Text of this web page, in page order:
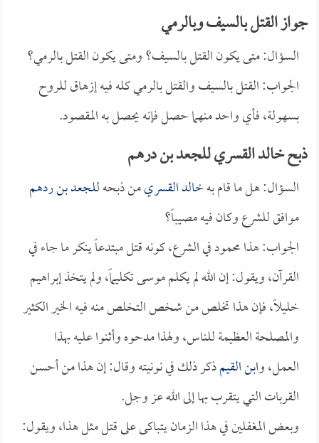
جواز القتل بالسيف وبالرمي
السؤال: متى يكون القتل بالسيف؟ ومتى يكون القتل بالرمي؟
الجواب: القتل بالسيف والقتل بالرمي كله فيه إزهاق للروح
بسهولة، فأي واحد منهما حصل فإنه يحصل به المقصود.
ذبح خالد القسري للجعد بن درهم
السؤال: هل ما قام بهخالد القسريمن ذبحهللجعد بن ردهم
موافق للشرع وكان فيه مصيباً؟
الجواب: هذا محمود في الشرع، كونه قتل مبتدعاً ينكر ما جاء في
القرآن، ويقول: إن الله لم يكلم موسى تكليماً، ولم يتخذ إبراهيم
خليلاً، فإن هذا تخلص من شخص التخلص منه فيه الخير الكثير
والمصلحة العظيمة للناس، ولهذا مدحوه وأثنوا عليه بهذا
العمل، وابن القيمذكر ذلك في نونيته وقال: إن هذا من أحسن
القربات التي يتقرب بها إلى الله عز وجل.
وبعض المغفلين في هذا الزمان يتباكى على قتل مثل هذا، ويقول: